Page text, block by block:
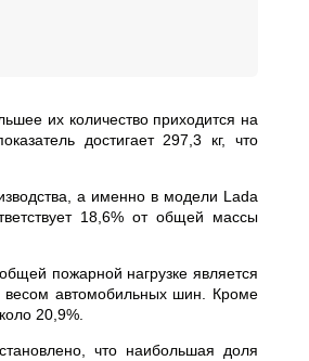
их количество приходится на
достигает 297,3 кг, что
а именно в модели Lada
18,6% от общей массы
пожарной нагрузке является
весом автомобильных шин. Кроме
20,9%.
что наибольшая доля